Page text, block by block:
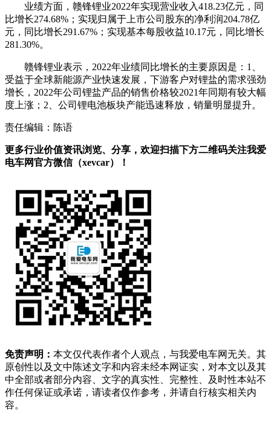
业绩方面，赣锋锂业2022年实现营业收入418.23亿元，同
比增长274.68%；实现归属于上市公司股东的净利润204.78亿
元，同比增长291.67%；实现基本每股收益10.17元，同比增长
281.30%。
赣锋锂业表示，2022年业绩同比增长的主要原因是：1、
受益于全球新能源产业快速发展，下游客户对锂盐的需求强劲
增长，2022年公司锂盐产品的销售价格较2021年同期有较大幅
度上涨；2、公司锂电池板块产能迅速释放，销量明显提升。
责任编辑：陈语
更多行业价值资讯浏览、分享，欢迎扫描下方二维码关注我爱
电车网官方微信（xevcar）！
免责声明： 本文仅代表作者个人观点，与我爱电车网无关。其
原创性以及文中陈述文字和内容未经本网证实，对本文以及其
中全部或者部分内容、文字的真实性、完整性、及时性本站不
作任何保证或承诺，请读者仅作参考，并请自行核实相关内
容。